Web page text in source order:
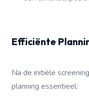
Efficiënte
Na de initiële
planning essentieel: